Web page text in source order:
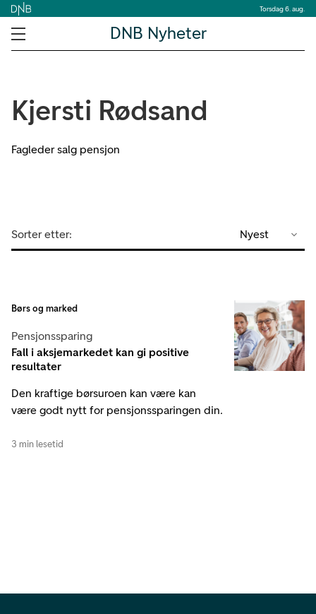
Torsdag 6. aug.
DNB Nyheter
Kjersti Rødsand
Fagleder salg pensjon
Sorter etter: Nyest
Børs og marked
Pensjonssparing
Fall i aksjemarkedet kan gi positive
resultater
Den kraftige børsuroen kan være kan
være godt nytt for pensjonssparingen din.
3 min lesetid